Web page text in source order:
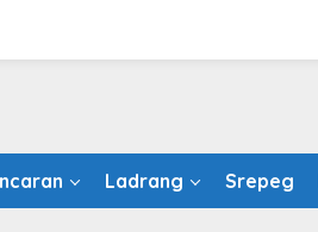
Ladrang Srepeg